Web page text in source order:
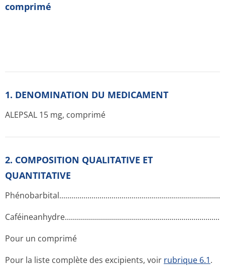
comprimé
1. DENOMINATION DU MEDICAMENT
ALEPSAL 15 mg, comprimé
2. COMPOSITION QUALITATIVE ET
QUANTITATIVE
Pour un comprimé
Pour la liste complète des excipients, voir rubrique 6.1.